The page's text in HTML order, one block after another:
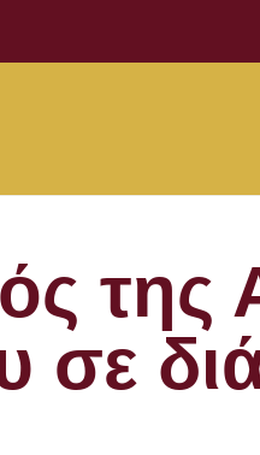
της
σε